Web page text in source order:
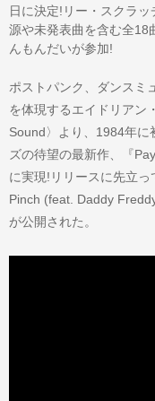
日に決定!リー・スクラ
源や未発表曲を含む全18
んもんだいが参加!
ポストパンク、ダンスミ
を体現するエイドリアン
Sound〉より、1984年に
ズの待望の最新作、『
に実現!リリースに先立
Pinch (feat. Daddy
が公開された。